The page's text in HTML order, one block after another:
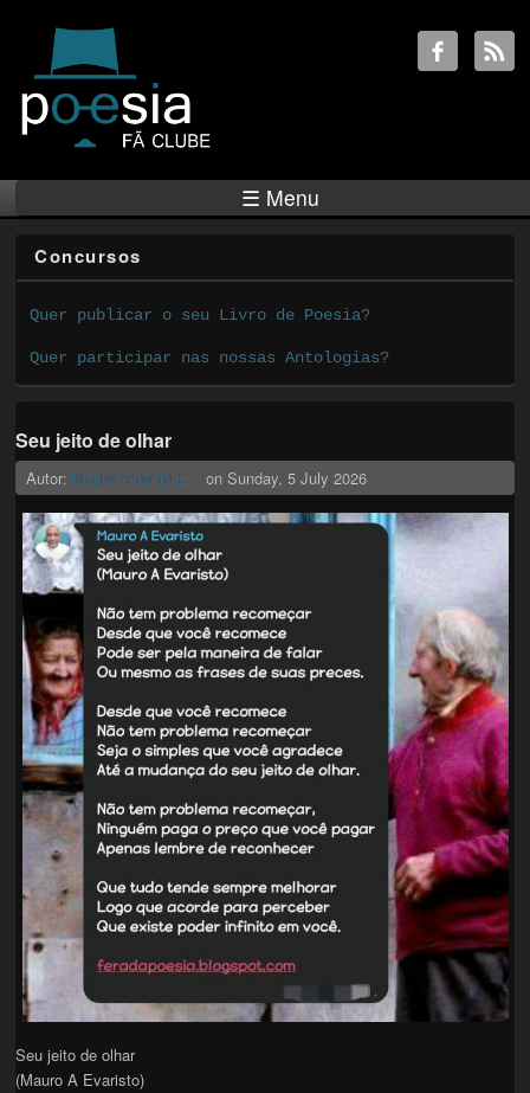
☰ Menu
Concursos
Quer publicar o seu Livro de Poesia?
Quer participar nas nossas Antologias?
Seu jeito de olhar
Autor: Mauro Antonio E... on Sunday, 5 July 2026
Seu jeito de olhar
(Mauro A Evaristo)